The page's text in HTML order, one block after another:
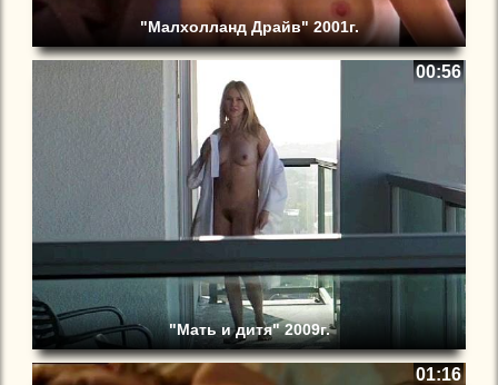
"Малхолланд Драйв" 2001г.
00:56
"Мать и дитя" 2009г.
01:16